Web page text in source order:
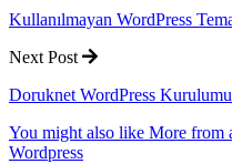
Kullanılmayan WordPress
Next Post
Doruknet WordPress Kurulumu
You might also like More from
Wordpress